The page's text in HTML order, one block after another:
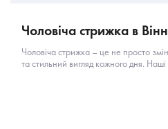
Чоловіча стрижка в
Чоловіча стрижка – це не просто
та стильний вигляд кожного дня.